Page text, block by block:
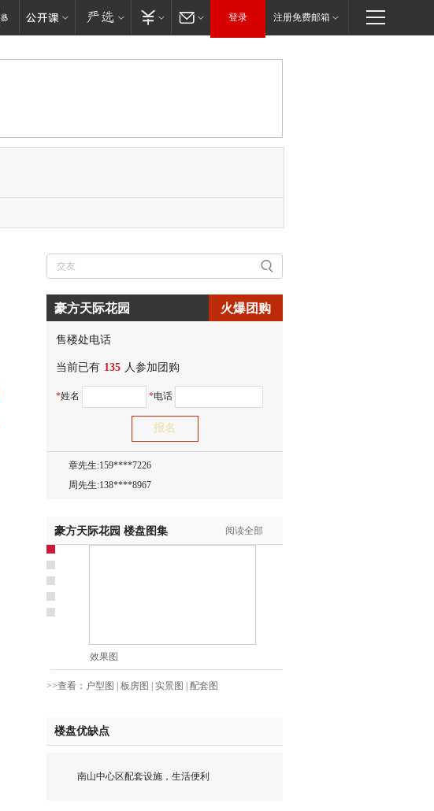
登录 注册免费邮箱
豪方天际花园 火爆团购
售楼处电话
当前已有 135 人参加团购
*姓名 *电话
胡先生:150****0731
邓先生:138****8083
蒋女士:186****7681
杨先生:134****5158
章先生:159****7226
周先生:138****8967
郑先生:136****9618
谢女士:135****3735
魏女士:183****9105
赵先生:139****8548
吴小姐:139****6438
黄先生:138****7263
黄先生:136****3612
豪方天际花园 楼盘图集 阅读全部
效果图
>>查看： 户型图 | 板房图 | 实景图 | 配套图
楼盘优缺点
南山中心区配套设施，生活便利